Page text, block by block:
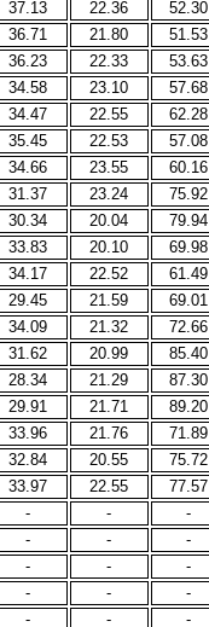
37.13 22.36
52.30
36.71 21.80
51.53
36.23 22.33
53.63
34.58 23.10
57.68
34.47 22.55
62.28
35.45 22.53
57.08
34.66 23.55
60.16
31.37 23.24
75.92
30.34 20.04
79.94
33.83 20.10
69.98
34.17 22.52
61.49
29.45 21.59
69.01
34.09 21.32
72.66
31.62 20.99
85.40
28.34 21.29
87.30
29.91 21.71
89.20
33.96 21.76
71.89
32.84 20.55
75.72
33.97 22.55
77.57
- -
-
- -
-
- -
-
- -
-
- -
-